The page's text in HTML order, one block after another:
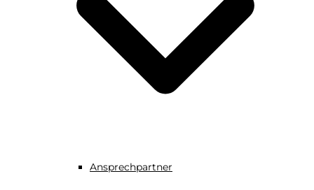
Ansprechpartner